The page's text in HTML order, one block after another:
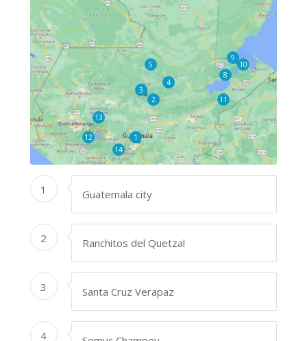
1
2
3
4
5
8
9
10
11
12
13
14
1 Guatemala city
2 Ranchitos del Quetzal
3 Santa Cruz Verapaz
4